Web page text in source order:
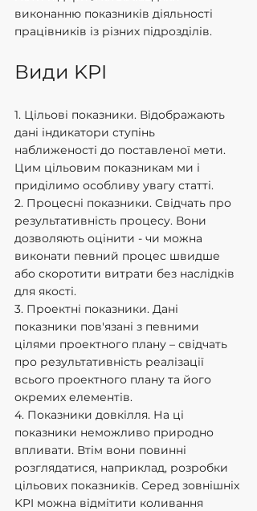
виконанню показників діяльності
працівників із різних підрозділів.
Види KPI
1. Цільові показники. Відображають
дані індикатори ступінь
наближеності до поставленої мети.
Цим цільовим показникам ми і
приділимо особливу увагу статті.
2. Процесні показники. Свідчать про
результативність процесу. Вони
дозволяють оцінити - чи можна
виконати певний процес швидше
або скоротити витрати без наслідків
для якості.
3. Проектні показники. Дані
показники пов'язані з певними
цілями проектного плану – свідчать
про результативність реалізації
всього проектного плану та його
окремих елементів.
4. Показники довкілля. На ці
показники неможливо природно
впливати. Втім вони повинні
розглядатися, наприклад, розробки
цільових показників. Серед зовнішніх
KPI можна відмітити коливання